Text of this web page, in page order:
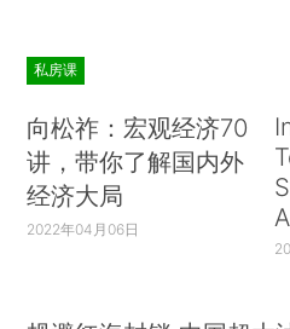
私房课
向松祚：宏观经济70
讲，带你了解国内外
经济大局
2022年04月06日